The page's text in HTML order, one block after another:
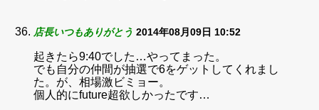
店長いつもありがとう 2014年08月09日 10:52
起きたら9:40でした…やってまった。
でも自分の仲間が抽選で6をゲットしてくれまし
た。が、相場激ビミョー。
個人的にfuture超欲しかったです…